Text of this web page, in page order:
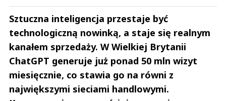
Sztuczna inteligencja przestaje być
technologiczną nowinką, a staje się realnym
kanałem sprzedaży. W Wielkiej Brytanii
ChatGPT generuje już ponad 50 mln wizyt
miesięcznie, co stawia go na równi z
największymi sieciami handlowymi.